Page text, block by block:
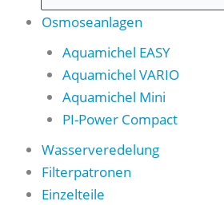
Osmoseanlagen
Aquamichel EASY
Aquamichel VARIO
Aquamichel Mini
PI-Power Compact
Wasserveredelung
Filterpatronen
Einzelteile